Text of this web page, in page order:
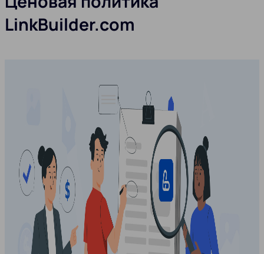
LinkBuilder.com